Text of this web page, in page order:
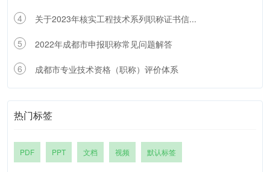
4 关于2023年核实工程技术系列职称证书信...
5 2022年成都市申报职称常见问题解答
6 成都市专业技术资格（职称）评价体系
热门标签
PDF PPT 文档 视频 默认标签